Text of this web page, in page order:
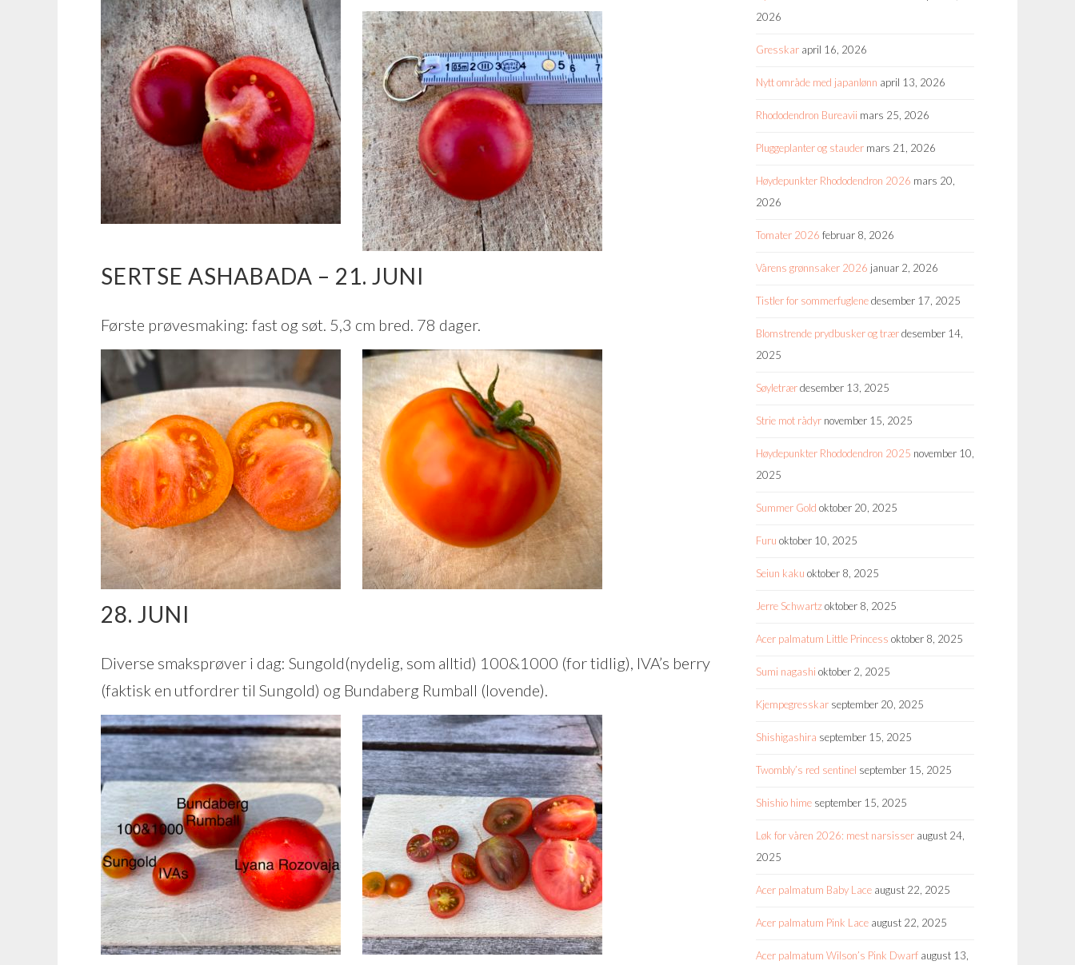
SERTSE ASHABADA – 21. JUNI
Første prøvesmaking: fast og søt. 5,3 cm bred. 78 dager.
28. JUNI
Diverse smaksprøver i dag: Sungold(nydelig, som alltid) 100&1000 (for tidlig), IVA’s berry
(faktisk en utfordrer til Sungold) og Bundaberg Rumball (lovende).
2026
Gresskar april 16, 2026
Nytt område med japanlønn april 13, 2026
Rhododendron Bureavii mars 25, 2026
Pluggeplanter og stauder mars 21, 2026
Høydepunkter Rhododendron 2026 mars 20,
2026
Tomater 2026 februar 8, 2026
Vårens grønnsaker 2026 januar 2, 2026
Tistler for sommerfuglenedesember 17, 2025
Blomstrende prydbusker og trærdesember 14,
2025
Søyletrærdesember 13, 2025
Strie mot rådyr november 15, 2025
Høydepunkter Rhododendron 2025 november 10,
2025
Summer Gold oktober 20, 2025
Furu oktober 10, 2025
Seiun kaku oktober 8, 2025
Jerre Schwartzoktober 8, 2025
Acer palmatum Little Princess oktober 8, 2025
Sumi nagashi oktober 2, 2025
Kjempegresskar september 20, 2025
Shishigashira september 15, 2025
Twombly’s red sentinel september 15, 2025
Shishio hime september 15, 2025
Løk for våren 2026: mest narsisser august 24,
2025
Acer palmatum Baby Lace august 22, 2025
Acer palmatum Pink Lace august 22, 2025
Acer palmatum Wilson’s Pink Dwarf august 13,